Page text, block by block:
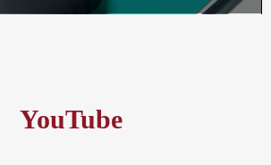
YouTube